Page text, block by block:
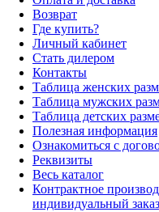
Возврат
Где купить?
Личный кабинет
Стать дилером
Контакты
Таблица женских
Таблица мужских
Таблица детских
Полезная информация
Ознакомиться с
Реквизиты
Весь каталог
Контрактное
индивидуальный